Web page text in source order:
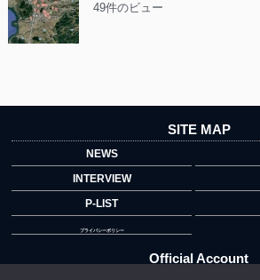
49件のビュー
SITE MAP
NEWS
INTERVIEW
P-LIST
プライバシーポリシー
Official Account